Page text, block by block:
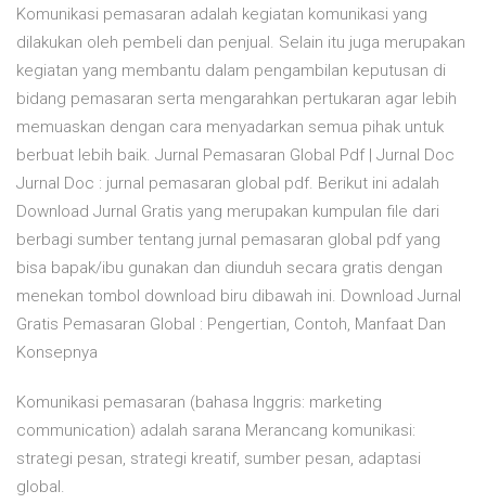
Komunikasi pemasaran adalah kegiatan komunikasi yang
dilakukan oleh pembeli dan penjual. Selain itu juga merupakan
kegiatan yang membantu dalam pengambilan keputusan di
bidang pemasaran serta mengarahkan pertukaran agar lebih
memuaskan dengan cara menyadarkan semua pihak untuk
berbuat lebih baik. Jurnal Pemasaran Global Pdf | Jurnal Doc
Jurnal Doc : jurnal pemasaran global pdf. Berikut ini adalah
Download Jurnal Gratis yang merupakan kumpulan file dari
berbagi sumber tentang jurnal pemasaran global pdf yang
bisa bapak/ibu gunakan dan diunduh secara gratis dengan
menekan tombol download biru dibawah ini. Download Jurnal
Gratis Pemasaran Global : Pengertian, Contoh, Manfaat Dan
Konsepnya
Komunikasi pemasaran (bahasa Inggris: marketing
communication) adalah sarana Merancang komunikasi:
strategi pesan, strategi kreatif, sumber pesan, adaptasi
global.